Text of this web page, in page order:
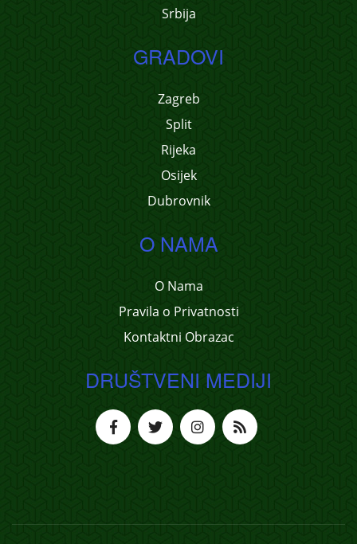
Srbija
GRADOVI
Zagreb
Split
Rijeka
Osijek
Dubrovnik
O NAMA
O Nama
Pravila o Privatnosti
Kontaktni Obrazac
DRUŠTVENI MEDIJI